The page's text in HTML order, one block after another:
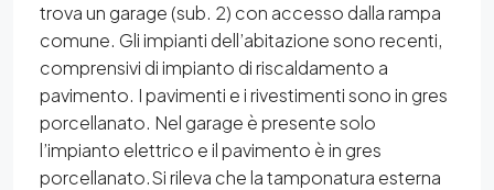
trova un garage (sub. 2) con accesso dalla rampa
comune. Gli impianti dell’abitazione sono recenti,
comprensivi di impianto di riscaldamento a
pavimento. I pavimenti e i rivestimenti sono in gres
porcellanato. Nel garage è presente solo
l’impianto elettrico e il pavimento è in gres
porcellanato.Si rileva che la tamponatura esterna